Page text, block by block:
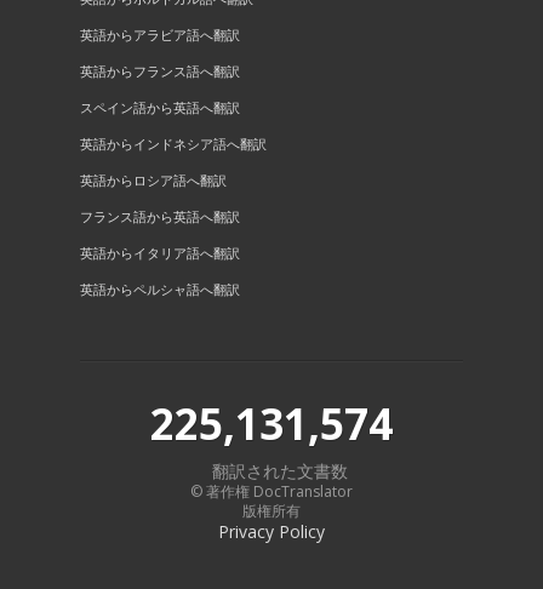
英語からアラビア語へ翻訳
英語からフランス語へ翻訳
スペイン語から英語へ翻訳
英語からインドネシア語へ翻訳
英語からロシア語へ翻訳
フランス語から英語へ翻訳
英語からイタリア語へ翻訳
英語からペルシャ語へ翻訳
225,131,574
翻訳された文書数
© 著作権 DocTranslator
版権所有
Privacy Policy